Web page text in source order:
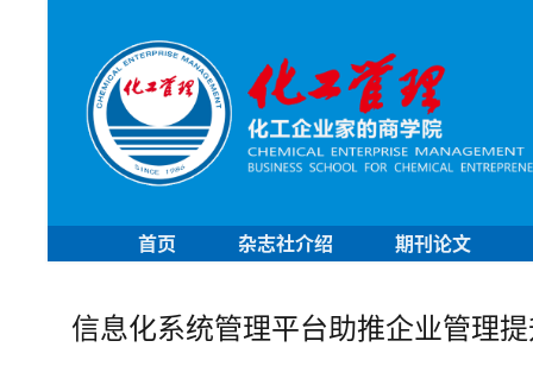
首页 杂志社介绍 期刊论文
信息化系统管理平台助推企业管理